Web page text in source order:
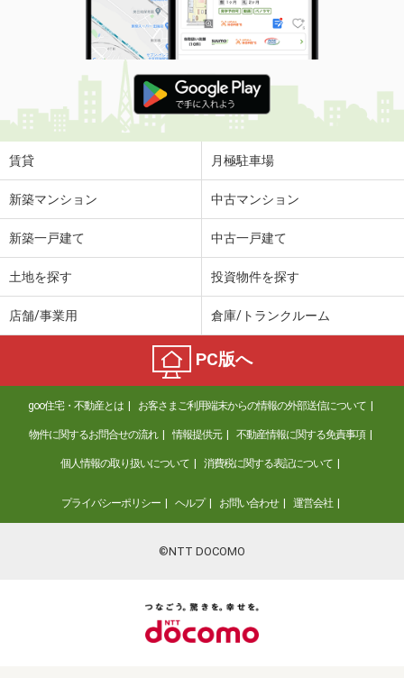
賃貸 月極駐車場
新築マンション 中古マンション
新築一戸建て 中古一戸建て
土地を探す 投資物件を探す
店舗/事業用 倉庫/トランクルーム
PC版へ
goo住宅・不動産とは お客さまご利用端末からの情報の外部送信について
物件に関するお問合せの流れ 情報提供元 不動産情報に関する免責事項
個人情報の取り扱いについて 消費税に関する表記について
プライバシーポリシー ヘルプ お問い合わせ 運営会社
©NTT DOCOMO